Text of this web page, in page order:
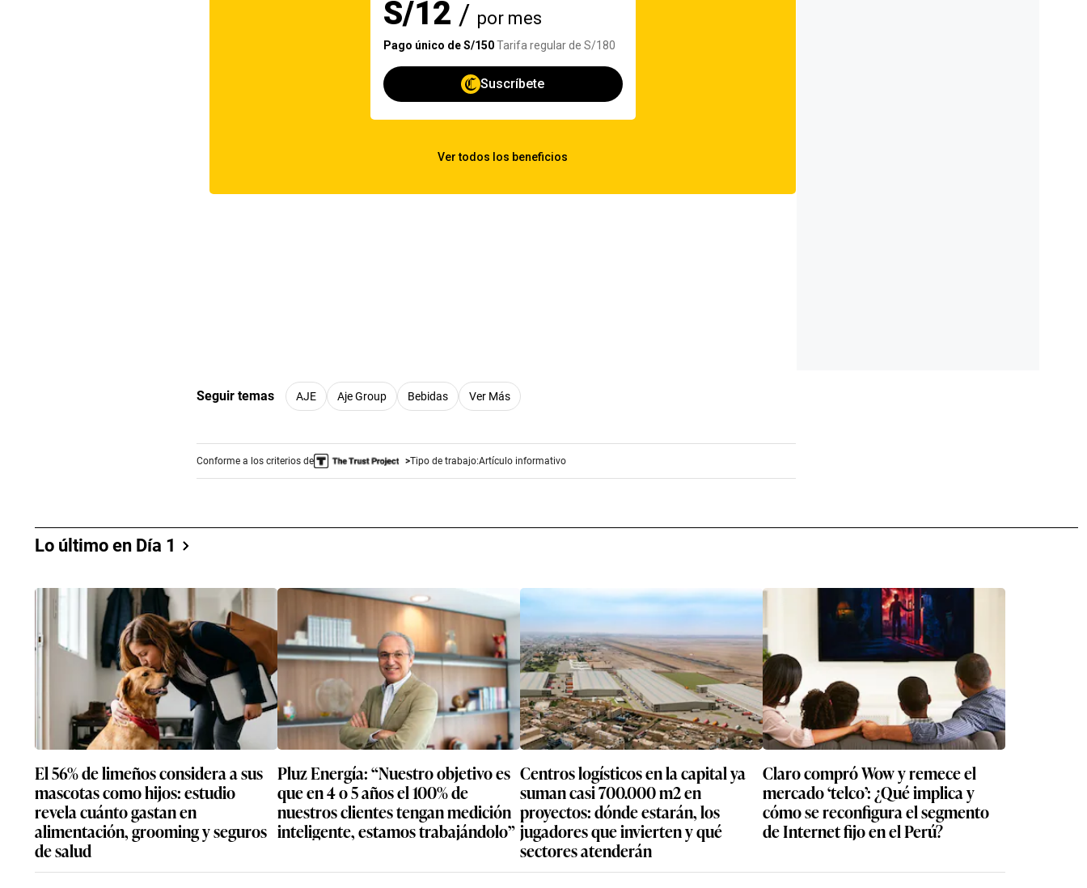
Seguir temas AJE Aje Group Bebidas Ver Más
Conforme a los criterios de Tipo de trabajo:Artículo informativo
Lo último en Día 1
El 56% de limeños considera a sus
mascotas como hijos: estudio
revela cuánto gastan en
alimentación, grooming y seguros
de salud
Pluz Energía: “Nuestro objetivo es
que en 4 o 5 años el 100% de
nuestros clientes tengan medición
inteligente, estamos trabajándolo”
Centros logísticos en la capital ya
suman casi 700.000 m2 en
proyectos: dónde estarán, los
jugadores que invierten y qué
sectores atenderán
Claro compró Wow y remece el
mercado ‘telco’: ¿Qué implica y
cómo se reconfigura el segmento
de Internet fijo en el Perú?